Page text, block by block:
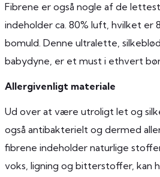
Fibrene er også nogle af de
indeholder ca. 80% luft, hvilket er
bomuld. Denne ultralette,
babydyne, er et must i ethvert
Allergivenligt materiale
Ud over at være utroligt let og
også antibakterielt og dermed
fibrene indeholder naturlige
voks, ligning og bitterstoffer, kan